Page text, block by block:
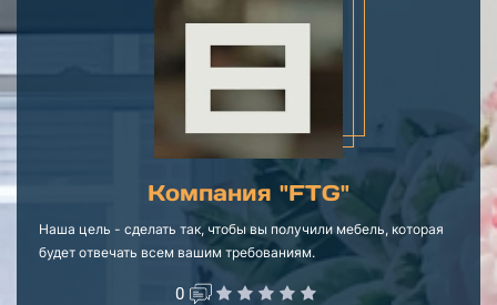
Компания "FTG"
Наша цель - сделать так, чтобы вы получили мебель, которая
будет отвечать всем вашим требованиям.
0